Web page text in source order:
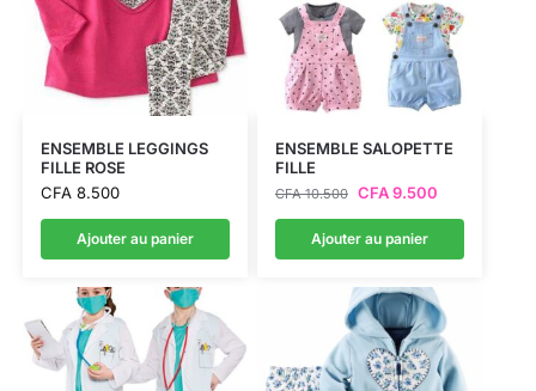
ENSEMBLE LEGGINGS
FILLE ROSE
CFA8.500
Ajouter au panier
ENSEMBLE SALOPETTE
FILLE
CFA10.500 CFA9.500
Ajouter au panier